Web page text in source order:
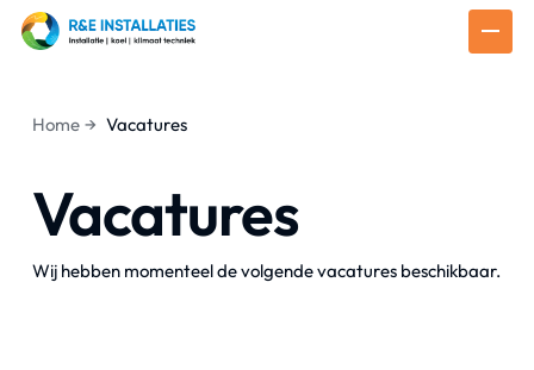
Home Vacatures
Vacatures
Wij hebben momenteel de volgende vacatures beschikbaar.